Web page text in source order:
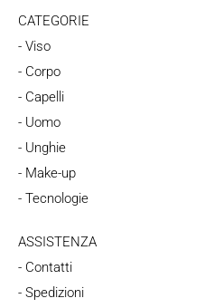
CATEGORIE
- Viso
- Corpo
- Capelli
- Uomo
- Unghie
- Make-up
- Tecnologie
ASSISTENZA
- Contatti
- Spedizioni